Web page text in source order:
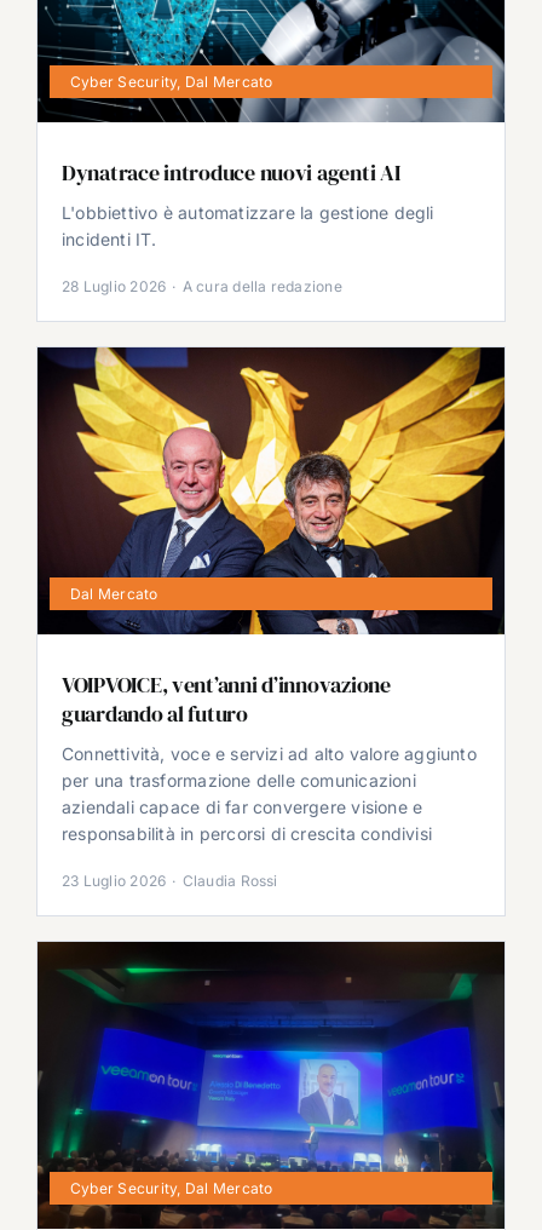
Cyber Security, Dal Mercato
Dynatrace introduce nuovi agenti AI
L'obbiettivo è automatizzare la gestione degli
incidenti IT.
28 Luglio 2026 · A cura della redazione
Dal Mercato
VOIPVOICE, vent’anni d’innovazione
guardando al futuro
Connettività, voce e servizi ad alto valore aggiunto
per una trasformazione delle comunicazioni
aziendali capace di far convergere visione e
responsabilità in percorsi di crescita condivisi
23 Luglio 2026 · Claudia Rossi
Cyber Security, Dal Mercato